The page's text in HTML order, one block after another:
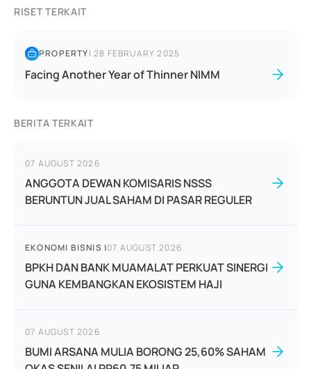
RISET TERKAIT
PROPERTY|28 FEBRUARY 2025
Facing Another Year of Thinner NIMM
BERITA TERKAIT
07 AUGUST 2026
ANGGOTA DEWAN KOMISARIS NSSS
BERUNTUN JUAL SAHAM DI PASAR REGULER
EKONOMI BISNIS |07 AUGUST 2026
BPKH DAN BANK MUAMALAT PERKUAT SINERGI
GUNA KEMBANGKAN EKOSISTEM HAJI
07 AUGUST 2026
BUMI ARSANA MULIA BORONG 25,60% SAHAM